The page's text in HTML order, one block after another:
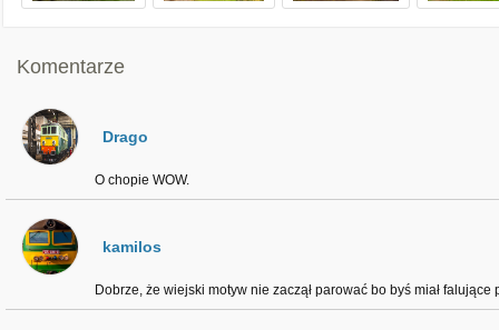
Komentarze
Drago
O chopie WOW.
kamilos
Dobrze, że wiejski motyw nie zaczął parować bo byś miał falujące